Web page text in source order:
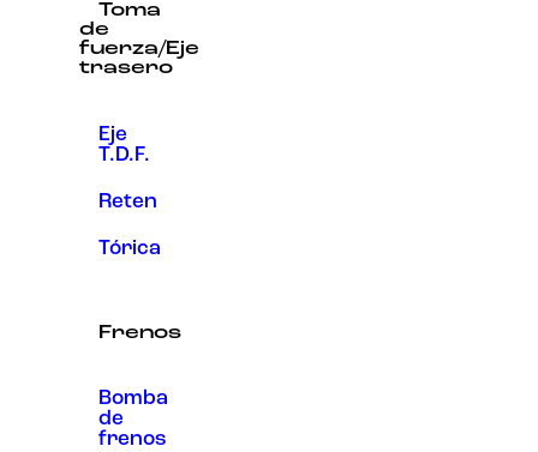
Toma
de
fuerza/Eje
trasero
Eje
T.D.F.
Reten
Tórica
Frenos
Bomba
de
frenos